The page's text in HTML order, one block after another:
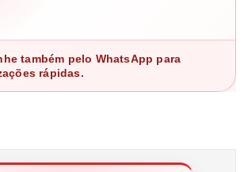
também pelo WhatsApp para
rápidas.